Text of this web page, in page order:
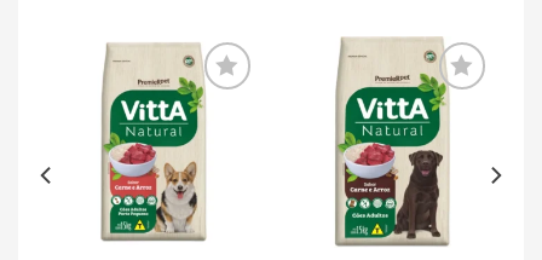
Adicionar
à lista de
desejos
Adicionar
à lista de
desejos